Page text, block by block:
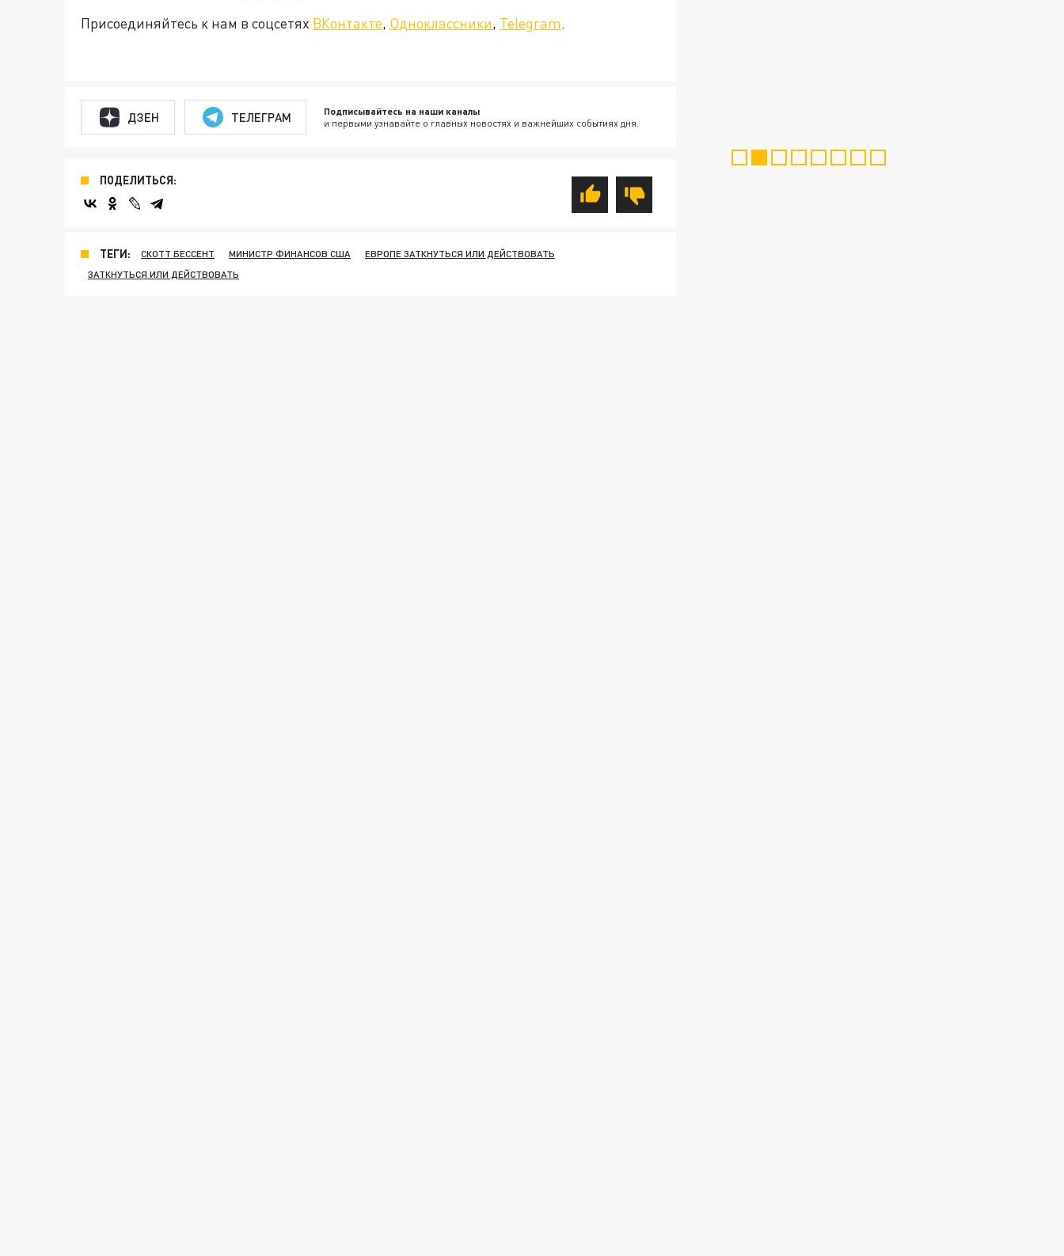
Присоединяйтесь к нам в соцсетях ВКонтакте, Одноклассники, Telegram.
ДЗЕН ТЕЛЕГРАМ Подписывайтесь на наши каналы
и первыми узнавайте о главных новостях и важнейших событиях дня.
ПОДЕЛИТЬСЯ:
ТЕГИ: СКОТТ БЕССЕНТ МИНИСТР ФИНАНСОВ США
ЕВРОПЕ ЗАТКНУТЬСЯ ИЛИ ДЕЙСТВОВАТЬ
ЗАТКНУТЬСЯ ИЛИ ДЕЙСТВОВАТЬ